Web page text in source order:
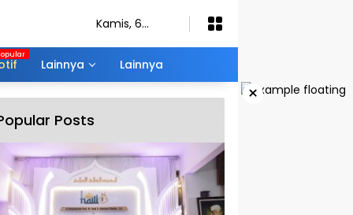
Kamis, 6
Lainnya Lainnya
×
Posts